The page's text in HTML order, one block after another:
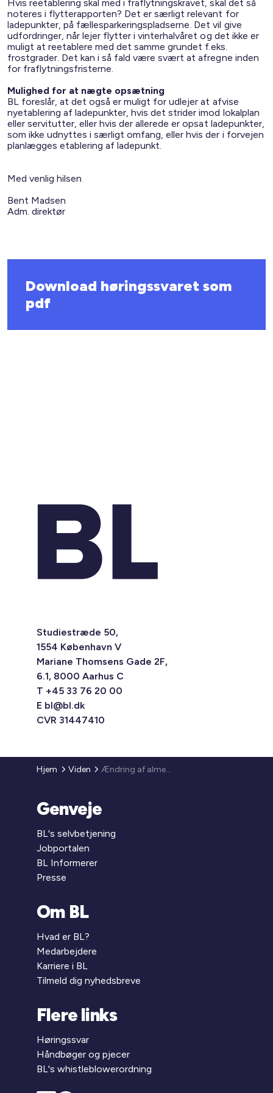
Hvis reetablering skal med i fraflytningskravet, skal det så
noteres i flytterapporten? Det er særligt relevant for
ladepunkter, på fællesparkeringspladserne. Det vil give
udfordringer, når lejer flytter i vinterhalvåret og det ikke er
muligt at reetablere med det samme grundet f.eks.
frostgrader. Det kan i så fald være svært at afregne inden
for fraflytningsfristerne.
Mulighed for at nægte opsætning
BL foreslår, at det også er muligt for udlejer at afvise
nyetablering af ladepunkter, hvis det strider imod lokalplan
eller servitutter, eller hvis der allerede er opsat ladepunkter,
som ikke udnyttes i særligt omfang, eller hvis der i forvejen
planlægges etablering af ladepunkt.
Med venlig hilsen
Bent Madsen
Adm. direktør
Download høringssvaret som
pdf
Studiestræde 50,
1554 København V
Mariane Thomsens Gade 2F,
6.1, 8000 Aarhus C
T +45 33 76 20 00
E bl@bl.dk
CVR 31447410
Hjem Viden Ændring af almenlejeloven - ret til etablering af ladepunkt til eldrevet køretøj
Genveje
BL's selvbetjening
Jobportalen
BL Informerer
Presse
Om BL
Hvad er BL?
Medarbejdere
Karriere i BL
Tilmeld dig nyhedsbreve
Flere links
Høringssvar
Håndbøger og pjecer
BL's whistleblowerordning